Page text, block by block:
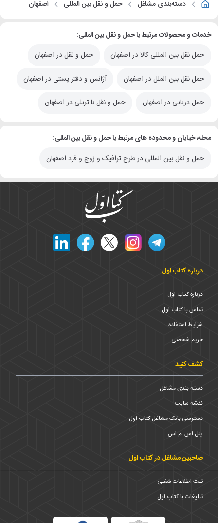
دسته‌بندی مشاغل حمل و نقل بین المللی اصفهان
خدمات و محصولات مرتبط با حمل و نقل بین المللی:
حمل نقل بین المللی کالا در اصفهان
حمل و نقل در اصفهان
حمل نقل بین الملل در اصفهان آژانس و دفتر پستی در اصفهان
حمل دریایی در اصفهان حمل و نقل با تریلی در اصفهان
محله، خیابان و محدوده های مرتبط با حمل و نقل بین المللی:
حمل و نقل بین المللی در طرح ترافیک و زوج و فرد اصفهان
درباره کتاب اول
درباره کتاب اول
تماس با کتاب اول
شرایط استفاده
حریم شخضی
کشف کنید
دسته بندی مشاغل
نقشه سایت
دسترسی بانک مشاغل کتاب اول
پنل اس ام اس
صاحبین مشاغل در کتاب اول
ثبت اطلاعات شغلی
تبلیغات با کتاب اول